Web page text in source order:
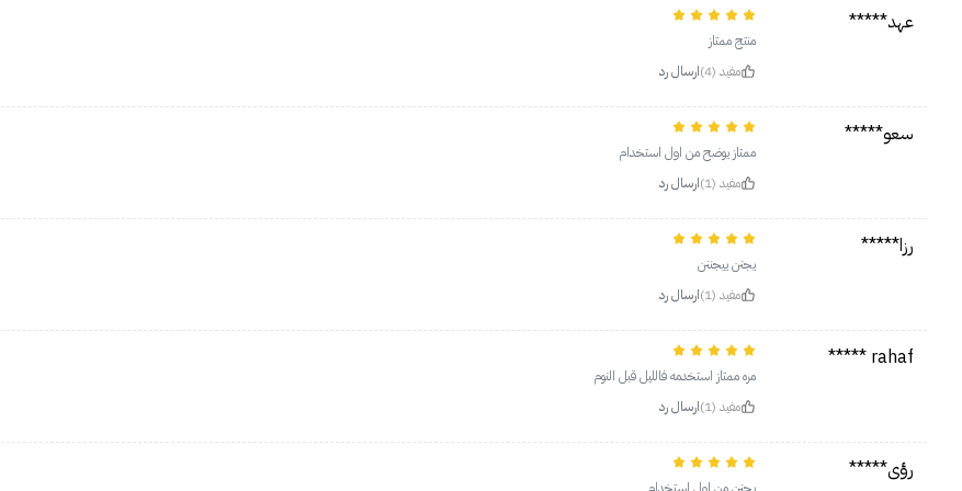
عهد*****
منتج ممتاز
مفيد (4)
ارسال رد
سعو*****
ممتاز يوضح من اول استخدام
مفيد (1)
ارسال رد
رزا*****
يجنن ييجننن
مفيد (1)
ارسال رد
rahaf *****
مره ممتاز استخدمه فالليل قبل النوم
مفيد (1)
ارسال رد
رؤى*****